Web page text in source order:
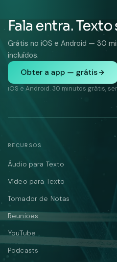
Fala entra. Texto
Grátis no iOS e Android — 30
incluídos.
Obter a app — grátis
iOS e Android. 30 minutos grátis,
RECURSOS
Áudio para Texto
Vídeo para Texto
Tomador de Notas
Reuniões
YouTube
Podcasts